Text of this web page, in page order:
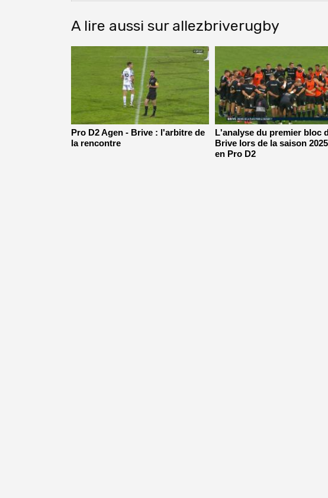
A lire aussi sur allezbriverugby
Pro D2 Agen - Brive : l'arbitre de
la rencontre
L'analyse du premier bloc
Brive lors de la saison
en Pro D2